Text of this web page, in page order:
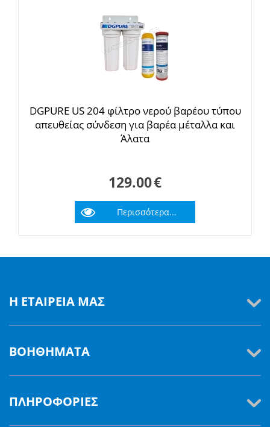
DGPURE US 204 φίλτρο νερού βαρέου τύπου
απευθείας σύνδεση για βαρέα μέταλλα και
Άλατα
129.00€
Περισσότερα...
Η ΕΤΑΙΡΕΊΑ ΜΑΣ
ΒΟΗΘΉΜΑΤΑ
ΠΛΗΡΟΦΟΡΊΕΣ